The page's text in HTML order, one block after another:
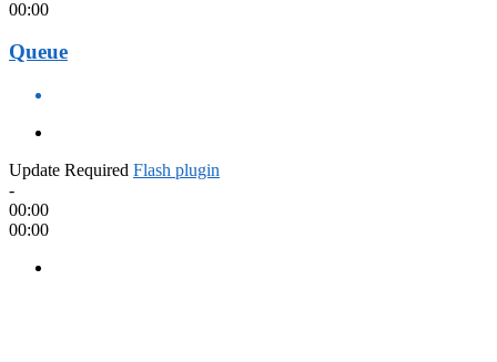
00:00
Queue
Update Required Flash plugin
-
00:00
00:00